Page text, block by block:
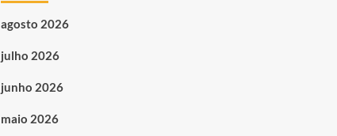
agosto 2026
julho 2026
junho 2026
maio 2026